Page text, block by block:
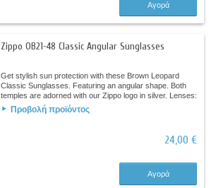
Αγορά
Zippo OB21-48 Classic Angular Sunglasses
Get stylish sun protection with these Brown Leopard
Classic Sunglasses. Featuring an angular shape. Both
temples are adorned with our Zippo logo in silver. Lenses:
Dark GreenShape: AngularUV:...
Προβολή προϊόντος
24,00 €
Αγορά